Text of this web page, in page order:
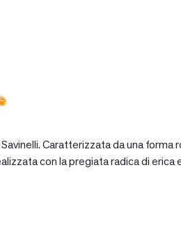
Caratterizzata da una
con la pregiata radica di erica